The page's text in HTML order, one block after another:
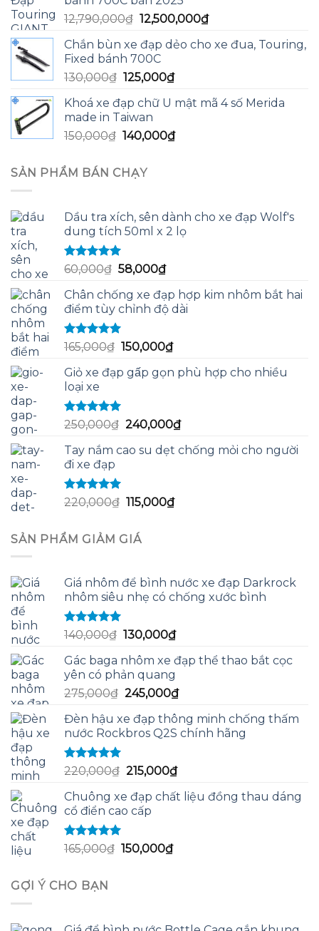
13,590,000₫.
13,200,000₫.
12,790,000₫ Giá
là:
12,790,000₫.
12,500,000₫Giá
tại
Chắn bùn xe đạp dẻo cho xe đua, Touring,
Fixed bánh 700C
130,000₫ Giá
là:
130,000₫.
125,000₫Giá
tại
125,000₫.
Khoá xe đạp chữ U mật mã 4 số Merida
made in Taiwan
150,000₫ Giá
là:
150,000₫.
140,000₫Giá
SẢN PHẨM BÁN CHẠY
Dầu tra xích, sên dành cho xe đạp Wolf's
dung tích 50ml x 2 lọ
Được xếp
hạng
sao
60,000₫ Giá
là:
60,000₫.
58,000₫Giá
tại
là:
Chân chống xe đạp hợp kim nhôm bắt hai
điểm tùy chỉnh độ dài
Được xếp
hạng
sao
165,000₫ Giá
là:
150,000₫Giá
tại
Giỏ xe đạp gấp gọn phù hợp cho nhiều
loại xe
Được xếp
hạng
sao
250,000₫ Giá
là:
240,000₫Giá
tại
Tay nắm cao su dẹt chống mỏi cho người
đi xe đạp
Được xếp
hạng
220,000₫ Giá
là:
220,000₫.
115,000₫Giá
SẢN PHẨM GIẢM GIÁ
Giá nhôm để bình nước xe đạp Darkrock
nhôm siêu nhẹ có chống xước bình
Được xếp
hạng
sao
140,000₫ Giá
là:
140,000₫.
130,000₫Giá
tại
130,000₫.
Gác baga nhôm xe đạp thể thao bắt cọc
yên có phản quang
275,000₫ Giá
là:
275,000₫.
245,000₫Giá
tại
là:
Đèn hậu xe đạp thông minh chống thấm
nước Rockbros Q2S chính hãng
Được xếp
hạng
sao
220,000₫ Giá
là:
220,000₫.
215,000₫Giá
tại
Chuông xe đạp chất liệu đồng thau dáng
cổ điển cao cấp
Được xếp
hạng
165,000₫ Giá
150,000₫Giá
GỢI Ý CHO BẠN